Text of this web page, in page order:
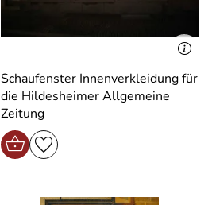
Schaufenster Innenverkleidung für
die Hildesheimer Allgemeine
Zeitung